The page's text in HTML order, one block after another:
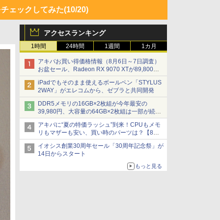
ェックしてみた(10/20)
アクセスランキング
1時間 24時間 1週間 1カ月
アキバお買い得価格情報（8月6日～7日調査）
お盆セール、Radeon RX 9070 XTが89,800
円、水平周波数24.8kHz対応の17型モニターが
9,801円、暑さ指数連動セール ほか
iPadでもそのまま使えるボールペン「STYLUS
2WAY」がエレコムから、ゼブラと共同開発
DDR5メモリの16GB×2枚組が今年最安の
39,980円、大容量の64GB×2枚組は一部が続騰
[8月前半のメモリ価格]
アキバに“夏の特価ラッシュ”到来！CPUもメモ
リもマザーも安い、買い時のパーツは？【8月7
日(金)22時配信】
イオシス創業30周年セール「30周年記念祭」が
14日からスタート
もっと見る